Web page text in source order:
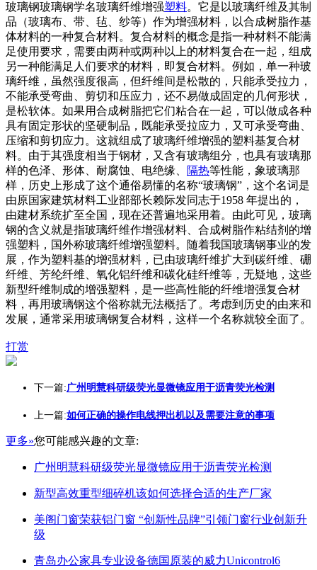
玻璃钢玻璃钢学名玻璃纤维增强塑料。它是以玻璃纤维及其制
品（玻璃布、带、毡、纱等）作为增强材料，以合成树脂作基
体材料的一种复合材料。复合材料的概念是指一种材料不能满
足使用要求，需要由两种或两种以上的材料复合在一起，组成
另一种能满足人们要求的材料，即复合材料。例如，单一种玻
璃纤维，虽然强度很高，但纤维间是松散的，只能承受拉力，
不能承受弯曲、剪切和压应力，还不易做成固定的几何形状，
是松软体。如果用合成树脂把它们粘合在一起，可以做成各种
具有固定形状的坚硬制品，既能承受拉应力，又可承受弯曲、
压缩和剪切应力。这就组成了玻璃纤维增强的塑料基复合材
料。由于其强度相当于钢材，又含有玻璃组分，也具有玻璃那
样的色泽、形体、耐腐蚀、电绝缘、
隔热等性能，象玻璃那
样，历史上形成了这个通俗易懂的名称“玻璃钢”，这个名词是
由原国家建筑材料工业部部长赖际发同志于1958 年提出的，
由建材系统扩至全国，现在还普遍地采用着。由此可见，玻璃
钢的含义就是指玻璃纤维作增强材料、合成树脂作粘结剂的增
强塑料，国外称玻璃纤维增强塑料。随着我国玻璃钢事业的发
展，作为塑料基的增强材料，已由玻璃纤维扩大到碳纤维、硼
纤维、芳纶纤维、氧化铝纤维和碳化硅纤维等，无疑地，这些
新型纤维制成的增强塑料，是一些高性能的纤维增强复合材
料，再用玻璃钢这个俗称就无法概括了。考虑到历史的由来和
发展，通常采用玻璃钢复合材料，这样一个名称就较全面了。
打赏
下一篇:广州明慧科研级荧光显微镜应用于沥青荧光检测
上一篇:如何正确的操作电线押出机以及需要注意的事项
更多»您可能感兴趣的文章:
广州明慧科研级荧光显微镜应用于沥青荧光检测
新型高效重型细碎机该如何选择合适的生产厂家
美阁门窗荣获铝门窗 “创新性品牌”引领门窗行业创新升
级
青岛办公家具专业设备德国原装的威力Unicontrol6